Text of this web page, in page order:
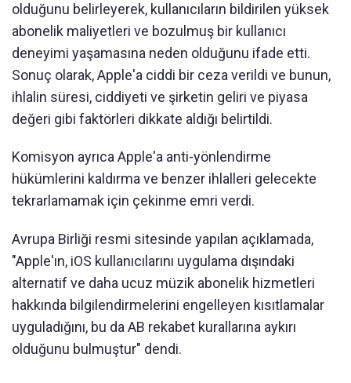
olduğunu belirleyerek, kullanıcıların bildirilen yüksek
abonelik maliyetleri ve bozulmuş bir kullanıcı
deneyimi yaşamasına neden olduğunu ifade etti.
Sonuç olarak, Apple'a ciddi bir ceza verildi ve bunun,
ihlalin süresi, ciddiyeti ve şirketin geliri ve piyasa
değeri gibi faktörleri dikkate aldığı belirtildi.
Komisyon ayrıca Apple'a anti-yönlendirme
hükümlerini kaldırma ve benzer ihlalleri gelecekte
tekrarlamamak için çekinme emri verdi.
Avrupa Birliği resmi sitesinde yapılan açıklamada,
"Apple'ın, iOS kullanıcılarını uygulama dışındaki
alternatif ve daha ucuz müzik abonelik hizmetleri
hakkında bilgilendirmelerini engelleyen kısıtlamalar
uyguladığını, bu da AB rekabet kurallarına aykırı
olduğunu bulmuştur" dendi.